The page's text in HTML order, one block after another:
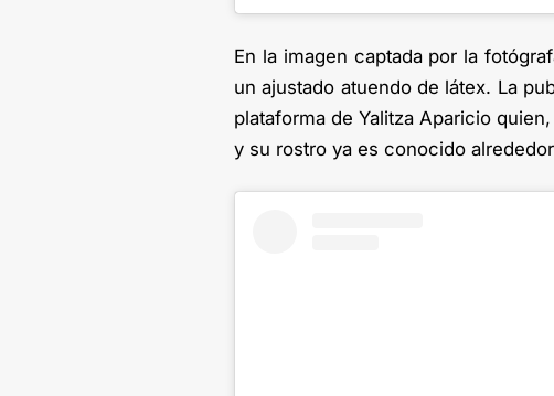
En la imagen captada por la
un ajustado atuendo de látex. La
plataforma de Yalitza Aparicio
y su rostro ya es conocido